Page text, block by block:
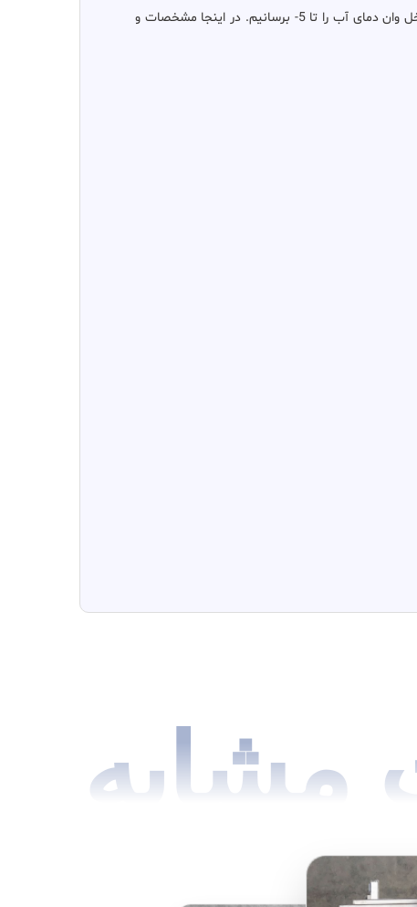
صورت نیاز به دمای تا 5- درجه سانتیگراد میتوان این دستگاه را به گونه ای طراحی نمود تا با اضافه کردن محلول اتیلن گلیکول در داخل وان دمای آب را تا 5- برسانیم. در اینجا مشخصات و
مشابه